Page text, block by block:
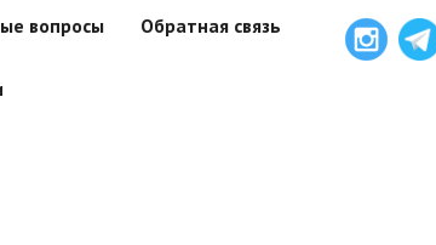
вопросы Обратная связь